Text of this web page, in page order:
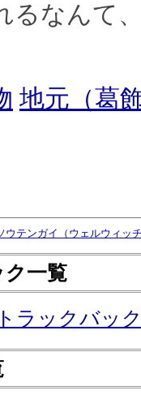
るなんて
地元（葛
ウテンガイ（ウェルウィ
ク一覧
ラックバッ